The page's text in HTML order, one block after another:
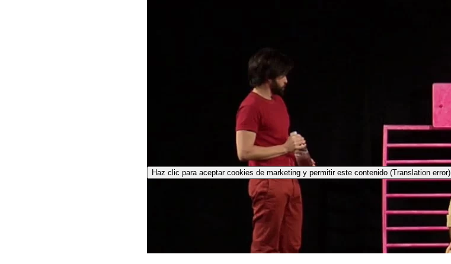
Haz clic para aceptar cookies de marketing y permitir este contenido (Translation error)